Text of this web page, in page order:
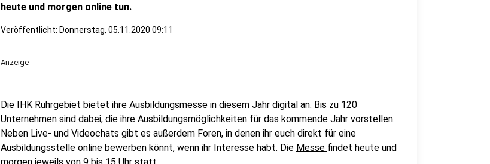
heute und morgen online tun.
Veröffentlicht: Donnerstag, 05.11.2020 09:11
Anzeige
Die IHK Ruhrgebiet bietet ihre Ausbildungsmesse in diesem Jahr digital an. Bis zu 120
Unternehmen sind dabei, die ihre Ausbildungsmöglichkeiten für das kommende Jahr vorstellen.
Neben Live- und Videochats gibt es außerdem Foren, in denen ihr euch direkt für eine
Ausbildungsstelle online bewerben könnt, wenn ihr Interesse habt. Die Messe findet heute und